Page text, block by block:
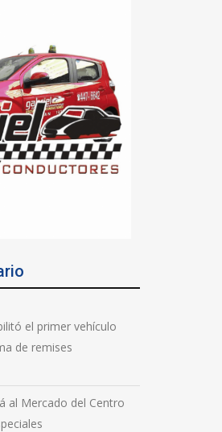
el primer vehículo
de remises
al Mercado del Centro